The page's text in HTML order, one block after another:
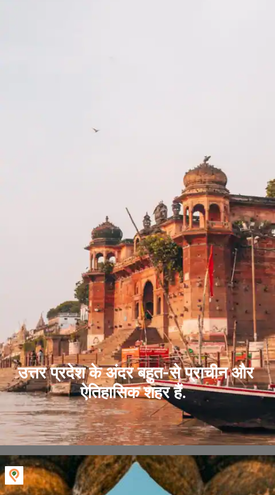
उत्तर प्रदेश के अंदर बहुत-से प्राचीन और
ऐतिहासिक शहर हैं.